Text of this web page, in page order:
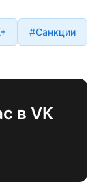
#Санкции
в VK